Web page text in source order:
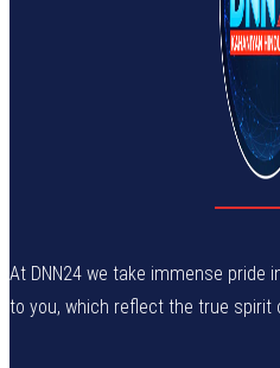
At DNN24 we take immense pride
to you, which reflect the true spirit